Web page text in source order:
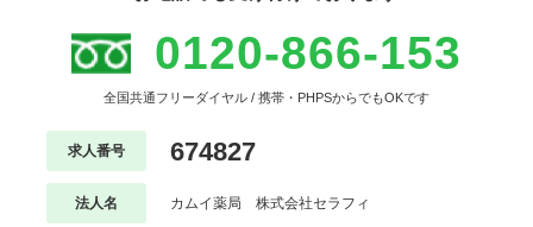
0120-866-153
全国共通フリーダイヤル / 携帯・PHPSからでもOKです
求人番号 674827
法人名 カムイ薬局 株式会社セラフィ